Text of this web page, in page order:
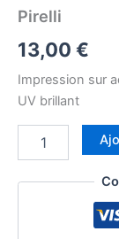
Pirelli
13,00 €
Impression sur
UV brillant